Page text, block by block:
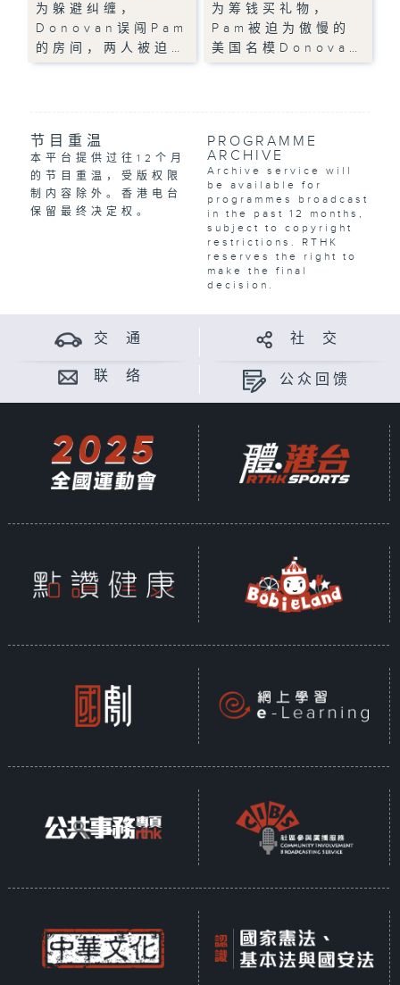
为躲避纠缠，
Donovan误闯Pam
的房间，两人被迫…
为筹钱买礼物，
Pam被迫为傲慢的
美国名模Donova…
节目重温
本平台提供过往12个月
的节目重温，受版权限
制内容除外。香港电台
保留最终决定权。
PROGRAMME
ARCHIVE
Archive service will
be available for
programmes broadcast
in the past 12 months,
subject to copyright
restrictions. RTHK
reserves the right to
make the final
decision.
交 通 社 交
联 络 公众回馈